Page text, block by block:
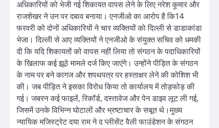
अधिकारियों को भेजी गई शिकायत वापस लेने के लिए नरेश कुमार और
राजशेखर ने उन पर दबाव बनाया। एनजीओ का आरोप है कि14
फरवरी को दोनों अधिकारियों ने चार व्यक्तियों को दिल्ली से डाडाकांडा
भेजा। दिल्ली से आए व्यक्तियों ने एनजीओ के संयुक्त सचिव को धमकी
दी कि यदि शिकायतों को वापस नहीं लिया तो संगठन के पदाधिकारियों
के खिलाफ कई झूठे मामले दर्ज किए जाएंगे। उन्होंने पीड़ित के संगठन
के नाम पर बने कागज और शपथपत्र पर हस्ताक्षर लेने की कोशिश भी
की। जब पीड़ित ने इसका विरोध किया तो कार्यालय में तोड़फोड़ की
गई। जबरन कई फाइलें, रिकॉर्ड, दस्तावेज और पेन डाइव लूट ली गई,
जिसमें उनके विभिन्न घोटालों और भ्रष्टाचार के सबूत थे।मुख्य
न्यायिक मजिस्ट्रेट दया राम ने द प्लीसेंट वैली फाउंडेशन के संगठन